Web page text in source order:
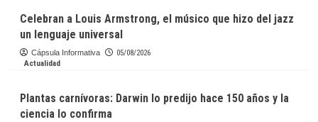
Celebran a Louis Armstrong, el músico que hizo del jazz
un lenguaje universal
Cápsula Informativa
05/08/2026
Actualidad
Plantas carnívoras: Darwin lo predijo hace 150 años y la
ciencia lo confirma